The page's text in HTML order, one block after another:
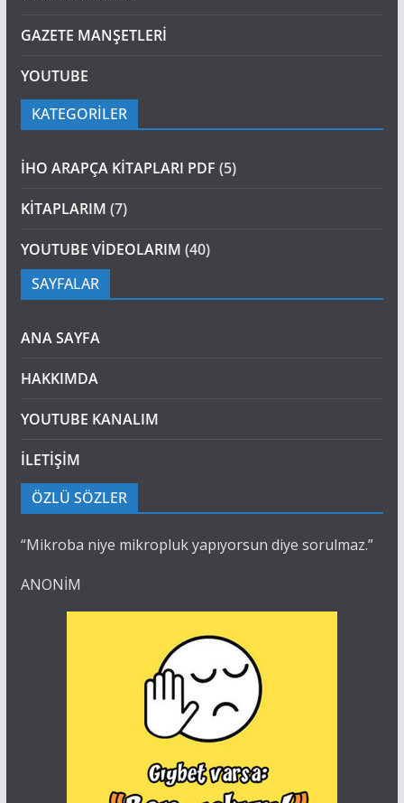
GAZETE MANŞETLERİ
YOUTUBE
KATEGORİLER
İHO ARAPÇA KİTAPLARI PDF (5)
KİTAPLARIM (7)
YOUTUBE VİDEOLARIM (40)
SAYFALAR
ANA SAYFA
HAKKIMDA
YOUTUBE KANALIM
İLETİŞİM
ÖZLÜ SÖZLER
“Mikroba niye mikropluk yapıyorsun diye sorulmaz.”
ANONİM